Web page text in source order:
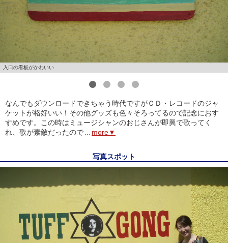
入口の看板がかわいい
なんでもダウンロードできちゃう時代ですがＣＤ・レコードのジャ
ケットが格好いい！その他グッズも色々そろってるので記念におす
すめです。この時はミュージシャンのおじさんが即興で歌ってく
れ、歌が素敵だったので
more▼
写真スポット